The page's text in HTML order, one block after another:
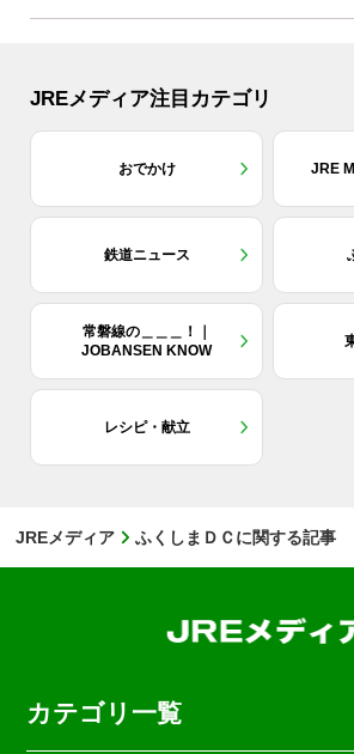
JREメディア注目カテゴリ
おでかけ JRE
鉄道ニュース
常磐線の＿＿＿！｜
JOBANSEN KNOW
レシピ・献立
JREメディア ふくしまＤＣに関する記事
カテゴリ一覧